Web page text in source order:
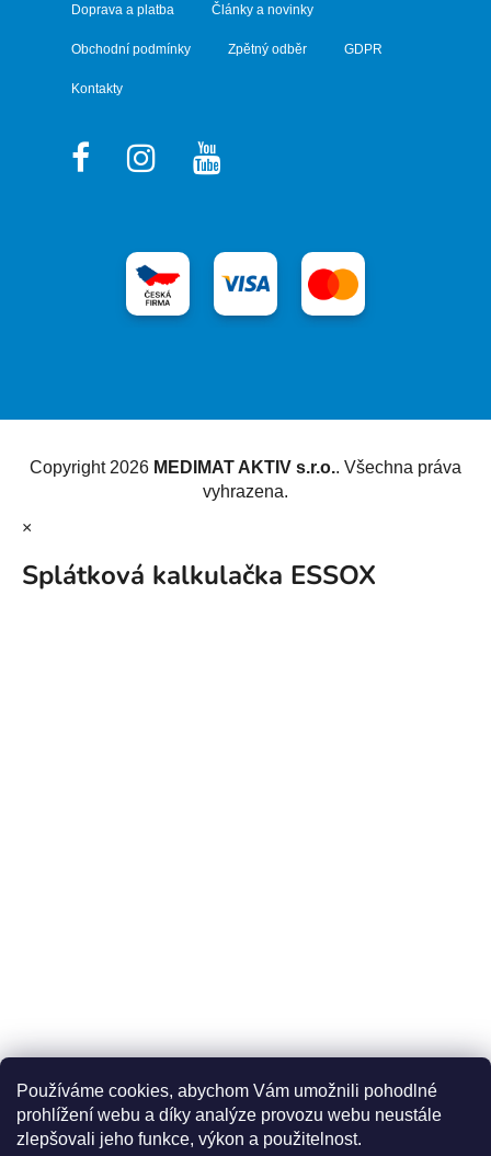
Používáme cookies, abychom Vám umožnili pohodlné
prohlížení webu a díky analýze provozu webu neustále
zlepšovali jeho funkce, výkon a použitelnost.
Doprava a platba Články a novinky
Obchodní podmínky Zpětný odběr GDPR
Kontakty
Copyright 2026 MEDIMAT AKTIV s.r.o.. Všechna práva
vyhrazena.
×
Splátková kalkulačka ESSOX